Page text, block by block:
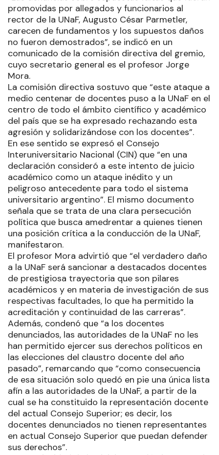
promovidas por allegados y funcionarios al
rector de la UNaF, Augusto César Parmetler,
carecen de fundamentos y los supuestos daños
no fueron demostrados”, se indicó en un
comunicado de la comisión directiva del gremio,
cuyo secretario general es el profesor Jorge
Mora.
La comisión directiva sostuvo que “este ataque a
medio centenar de docentes puso a la UNaF en el
centro de todo el ámbito científico y académico
del país que se ha expresado rechazando esta
agresión y solidarizándose con los docentes”.
En ese sentido se expresó el Consejo
Interuniversitario Nacional (CIN) que “en una
declaración consideró a este intento de juicio
académico como un ataque inédito y un
peligroso antecedente para todo el sistema
universitario argentino”. El mismo documento
señala que se trata de una clara persecución
política que busca amedrentar a quienes tienen
una posición crítica a la conducción de la UNaF,
manifestaron.
El profesor Mora advirtió que “el verdadero daño
a la UNaF será sancionar a destacados docentes
de prestigiosa trayectoria que son pilares
académicos y en materia de investigación de sus
respectivas facultades, lo que ha permitido la
acreditación y continuidad de las carreras”.
Además, condenó que “a los docentes
denunciados, las autoridades de la UNaF no les
han permitido ejercer sus derechos políticos en
las elecciones del claustro docente del año
pasado”, remarcando que “como consecuencia
de esa situación solo quedó en pie una única lista
afín a las autoridades de la UNaF, a partir de la
cual se ha constituido la representación docente
del actual Consejo Superior; es decir, los
docentes denunciados no tienen representantes
en actual Consejo Superior que puedan defender
sus derechos”.